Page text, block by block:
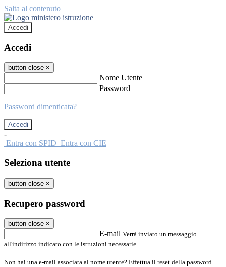
Salta al contenuto
Accedi
Accedi
button close ×
Nome Utente
Password
Password dimenticata?
-
Entra con SPID Entra con CIE
Seleziona utente
button close ×
Recupero password
button close ×
E-mail Verrà inviato un messaggio
all'indirizzo indicato con le istruzioni necessarie.
Non hai una e-mail associata al nome utente? Effettua il reset della password